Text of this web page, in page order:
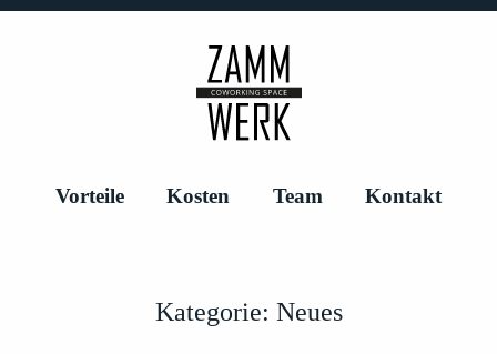
Vorteile Kosten Team Kontakt
Kategorie: Neues